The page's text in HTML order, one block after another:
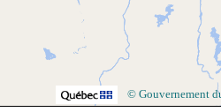
© Gouvernement